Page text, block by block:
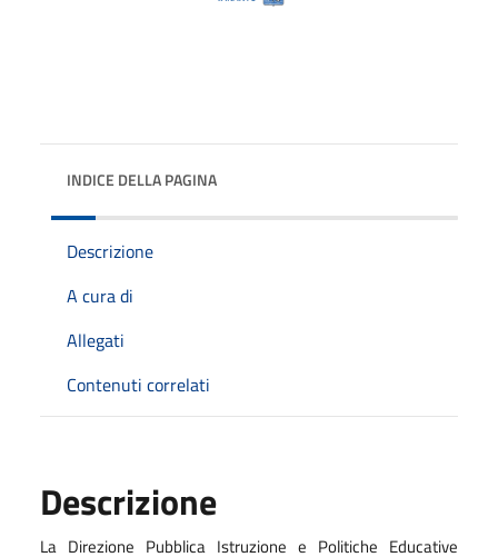
INDICE DELLA PAGINA
Descrizione
A cura di
Allegati
Contenuti correlati
Descrizione
La Direzione Pubblica Istruzione e Politiche Educative